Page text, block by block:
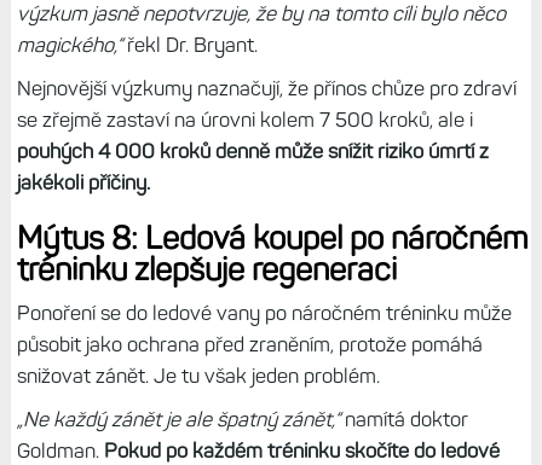
výzkum jasně nepotvrzuje, že by na tomto cíli bylo něco
magického,“řekl Dr. Bryant.
Nejnovější výzkumy naznačují, že přínos chůze pro zdraví
se zřejmě zastaví na úrovni kolem 7 500 kroků, ale i
pouhých 4 000 kroků denně může snížit riziko úmrtí z
jakékoli příčiny.
Mýtus 8: Ledová koupel po náročném
tréninku zlepšuje regeneraci
Ponoření se do ledové vany po náročném tréninku může
působit jako ochrana před zraněním, protože pomáhá
snižovat zánět. Je tu však jeden problém.
„Ne každý zánět je ale špatný zánět,“namítá doktor
Goldman. Pokud po každém tréninku skočíte do ledové